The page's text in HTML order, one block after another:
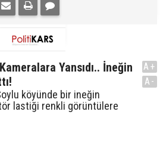
Yansıdı.. İneğin
köyünde bir ineğin
lastiği renkli görüntülere
A+
A-